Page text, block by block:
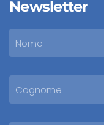
Newsletter